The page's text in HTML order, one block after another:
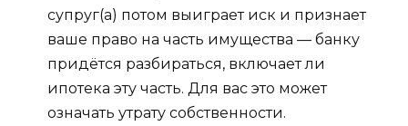
супруг(а) потом выиграет иск и признает
ваше право на часть имущества — банку
придётся разбираться, включает ли
ипотека эту часть. Для вас это может
означать утрату собственности.